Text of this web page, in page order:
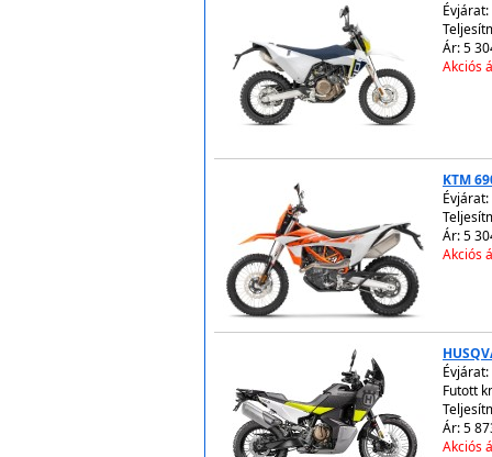
Évjárat:
Ár: 5
Akciós
KTM
Évjárat:
Ár: 5
Akciós
Évjárat:
Futott
Ár: 5
Akciós